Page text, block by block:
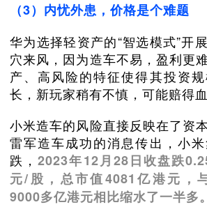
（3）内忧外患，价格是个难题
华为选择轻资产的“智选模式”开
穴来风，因为造车不易，盈利更
产、高风险的特征使得其投资
长，新玩家稍有不慎，可能赔得血
小米造车的风险直接反映在了资
雷军造车成功的消息传出，小
跌，2023年12月28日收盘跌
元/股，总市值4081亿港元，
9000多亿港元相比缩水了一半多。